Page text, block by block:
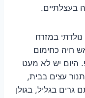
בעצלתיים.
במזרח
חיה כחימום
היום יש לא מעט
עצים בבית,
גרים בגליל, בגולן